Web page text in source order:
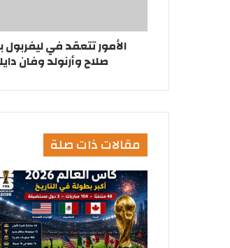
الأمور تتعقد في
صلاح وأرنولد وفان
مقالات ذات صلة